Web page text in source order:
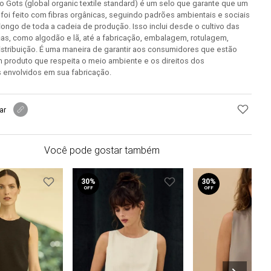
Gots (global organic textile standard) é um selo que garante que um
feito com fibras orgânicas, seguindo padrões ambientais e sociais
de toda a cadeia de produção. Isso inclui desde o cultivo das
como algodão e lã, até a fabricação, embalagem, rotulagem,
É uma maneira de garantir aos consumidores que estão
produto que respeita o meio ambiente e os direitos dos
envolvidos em sua fabricação.
Você pode gostar também
30%
OFF
30%
OFF